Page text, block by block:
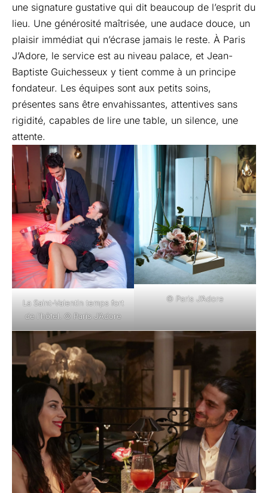
une signature gustative qui dit beaucoup de l’esprit du
lieu. Une générosité maîtrisée, une audace douce, un
plaisir immédiat qui n’écrase jamais le reste. À Paris
J’Adore, le service est au niveau palace, et Jean-
Baptiste Guichesseux y tient comme à un principe
fondateur. Les équipes sont aux petits soins,
présentes sans être envahissantes, attentives sans
rigidité, capables de lire une table, un silence, une
attente.
La Saint-Valentin temps fort
de l’hôtel. © Paris J’Adore
© Paris J’Adore